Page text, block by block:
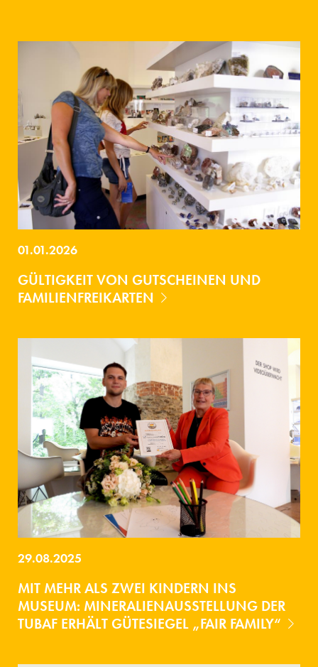
01.01.2026
GÜLTIGKEIT VON GUTSCHEINEN UND
FAMILIENFREIKARTEN
29.08.2025
MIT MEHR ALS ZWEI KINDERN INS
MUSEUM: MINERALIENAUSSTELLUNG DER
TUBAF ERHÄLT GÜTESIEGEL „FAIR FAMILY“